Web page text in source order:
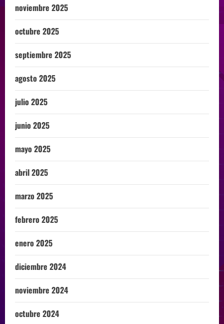
noviembre 2025
octubre 2025
septiembre 2025
agosto 2025
julio 2025
junio 2025
mayo 2025
abril 2025
marzo 2025
febrero 2025
enero 2025
diciembre 2024
noviembre 2024
octubre 2024